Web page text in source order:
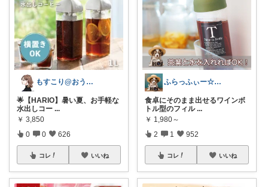
もすこり@おうち満喫＆外出頑張る
🌟【HARIO】暑い夏、お手軽な
水出しコー ...
￥ 3,850
0 0 626
コレ いいね
ふらっふぃー☆ナチュラルな暮らし☆
食卓にそのまま出せるワインボ
トル型のフィル ...
￥ 1,980～
2 1 952
コレ いいね